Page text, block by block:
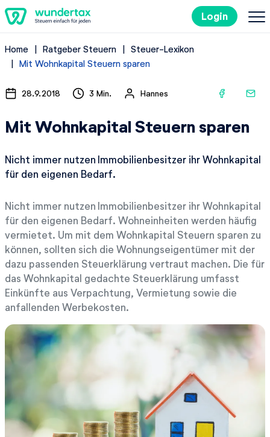
Login
So geht's
Kosten
Steuertipps
Steuer-Lexikon
Kostenlos ausprobieren
Home Ratgeber Steuern
Steuer-Lexikon
Mit Wohnkapital Steuern sparen
28.9.2018 3 Min. Hannes
Mit Wohnkapital Steuern sparen
Nicht immer nutzen Immobilienbesitzer ihr Wohnkapital
für den eigenen Bedarf.
Nicht immer nutzen Immobilienbesitzer ihr Wohnkapital
für den eigenen Bedarf. Wohneinheiten werden häufig
vermietet. Um mit dem Wohnkapital Steuern sparen zu
können, sollten sich die Wohnungseigentümer mit der
dazu passenden Steuerklärung vertraut machen. Die für
das Wohnkapital gedachte Steuerklärung umfasst
Einkünfte aus Verpachtung, Vermietung sowie die
anfallenden Werbekosten.